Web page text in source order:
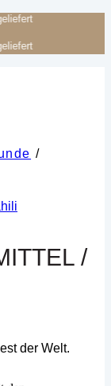
Afrika
Afrika
/
/
der Welt.